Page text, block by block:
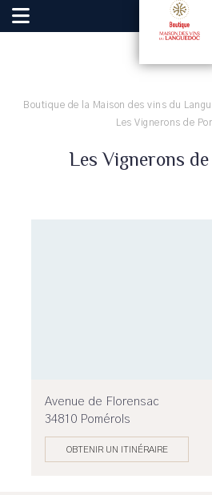
Boutique de la Maison des vins du
Les Vignerons de
Les Vignerons
Avenue de Florensac
34810 Pomérols
OBTENIR UN ITINÉRAIRE